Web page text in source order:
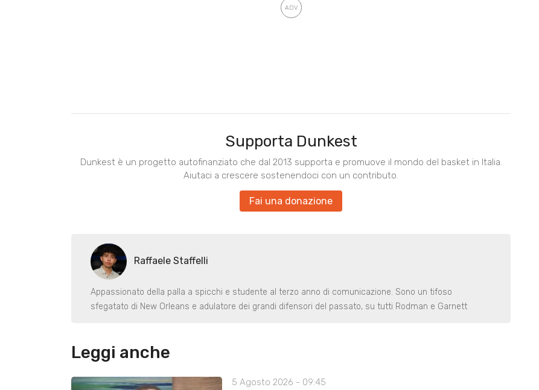
Supporta Dunkest
Dunkest è un progetto autofinanziato che dal 2013 supporta e promuove il mondo del basket in Italia.
Aiutaci a crescere sostenendoci con un contributo.
Fai una donazione
Raffaele Staffelli
Appassionato della palla a spicchi e studente al terzo anno di comunicazione. Sono un tifoso
sfegatato di New Orleans e adulatore dei grandi difensori del passato, su tutti Rodman e Garnett
Leggi anche
5 Agosto 2026 - 09:45